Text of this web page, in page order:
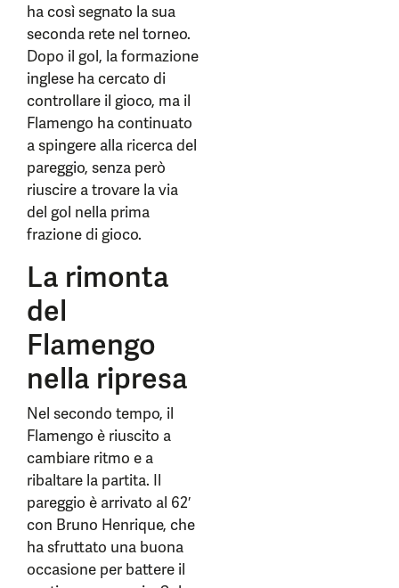
ha così segnato la sua
seconda rete nel torneo.
Dopo il gol, la formazione
inglese ha cercato di
controllare il gioco, ma il
Flamengo ha continuato
a spingere alla ricerca del
pareggio, senza però
riuscire a trovare la via
del gol nella prima
frazione di gioco.
La rimonta
del
Flamengo
nella ripresa
Nel secondo tempo, il
Flamengo è riuscito a
cambiare ritmo e a
ribaltare la partita. Il
pareggio è arrivato al 62′
con Bruno Henrique, che
ha sfruttato una buona
occasione per battere il